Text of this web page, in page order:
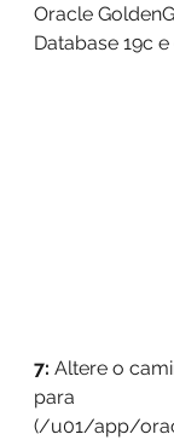
Oracle
Database 19c
7: Altere o
para
(/u01/app/